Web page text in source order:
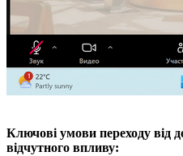
Ключові умови переходу від
відчутного впливу: